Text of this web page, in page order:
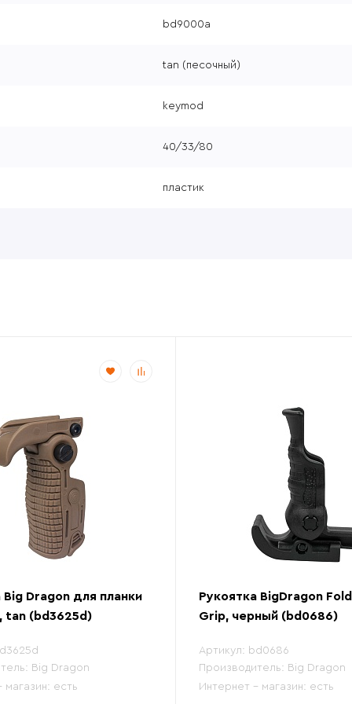
bd9000a
tan (песочный)
keymod
40/33/80
пластик
Big Dragon для планки
tan (bd3625d)
Big Dragon
магазин: есть
Рукоятка BigDragon
Grip, черный (bd0686)
Артикул: bd0686
Производитель: Big Dragon
Интернет - магазин: есть